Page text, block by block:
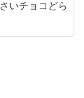
いチョコどら